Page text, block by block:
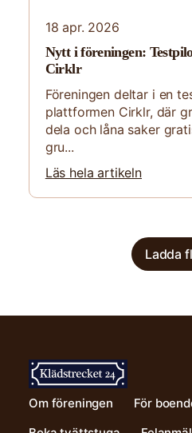
18 apr. 2026
Nytt i föreningen:
Cirklr
Föreningen deltar i en
plattformen Cirklr, där
dela och låna saker
gru...
Läs hela artikeln
Ladda
Om föreningen För